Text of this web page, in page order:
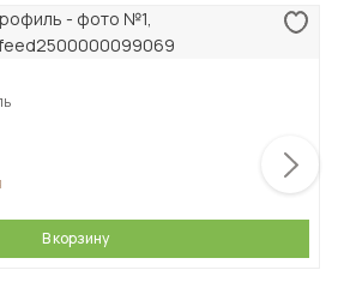
В корзину